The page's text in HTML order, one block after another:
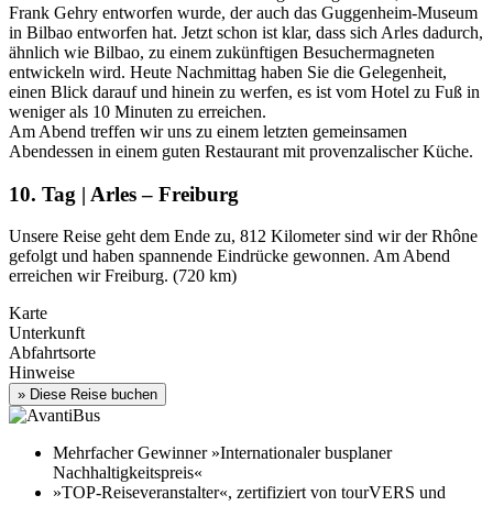
Frank Gehry entworfen wurde, der auch das Guggenheim-Museum
in Bilbao entworfen hat. Jetzt schon ist klar, dass sich Arles dadurch,
ähnlich wie Bilbao, zu einem zukünftigen Besuchermagneten
entwickeln wird. Heute Nachmittag haben Sie die Gelegenheit,
einen Blick darauf und hinein zu werfen, es ist vom Hotel zu Fuß in
weniger als 10 Minuten zu erreichen.
Am Abend treffen wir uns zu einem letzten gemeinsamen
Abendessen in einem guten Restaurant mit provenzalischer Küche.
10. Tag | Arles – Freiburg
Unsere Reise geht dem Ende zu, 812 Kilometer sind wir der Rhône
gefolgt und haben spannende Eindrücke gewonnen. Am Abend
erreichen wir Freiburg. (720 km)
Karte
Unterkunft
Abfahrtsorte
Hinweise
Mehrfacher Gewinner »Internationaler busplaner
Nachhaltigkeitspreis«
»TOP-Reiseveranstalter«, zertifiziert von tourVERS und